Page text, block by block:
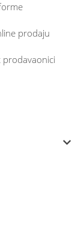
prodaju
prodavaonici